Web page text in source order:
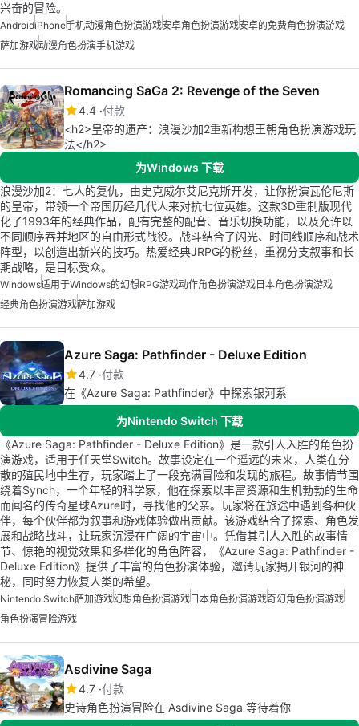
兴奋的冒险。
AndroidiPhone手机动漫角色扮演游戏安卓角色扮演游戏安卓的免费角色扮演游戏
萨加游戏动漫角色扮演手机游戏
Romancing SaGa 2: Revenge of the Seven
4.4 付款
<h2>皇帝的遗产：浪漫沙加2重新构想王朝角色扮演游戏玩
法</h2>
为Windows 下载
浪漫沙加2：七人的复仇，由史克威尔艾尼克斯开发，让你扮演瓦伦尼斯
的皇帝，带领一个帝国历经几代人来对抗七位英雄。这款3D重制版现代
化了1993年的经典作品，配有完整的配音、音乐切换功能，以及允许以
不同顺序吞并地区的自由形式战役。战斗结合了闪光、时间线顺序和战术
阵型，以创造出新兴的技巧。热爱经典JRPG的粉丝，重视分支叙事和长
期战略，是目标受众。
Windows适用于Windows的幻想RPG游戏动作角色扮演游戏日本角色扮演游戏
经典角色扮演游戏萨加游戏
Azure Saga: Pathfinder - Deluxe Edition
4.7 付款
在《Azure Saga: Pathfinder》中探索银河系
为Nintendo Switch 下载
《Azure Saga: Pathfinder - Deluxe Edition》是一款引人入胜的角色扮
演游戏，适用于任天堂Switch。故事设定在一个遥远的未来，人类在分
散的殖民地中生存，玩家踏上了一段充满冒险和发现的旅程。故事情节围
绕着Synch，一个年轻的科学家，他在探索以丰富资源和生机勃勃的生命
而闻名的传奇星球Azure时，寻找他的父亲。玩家将在旅途中遇到各种伙
伴，每个伙伴都为叙事和游戏体验做出贡献。该游戏结合了探索、角色发
展和战略战斗，让玩家沉浸在广阔的宇宙中。凭借其引人入胜的故事情
节、惊艳的视觉效果和多样化的角色阵容，《Azure Saga: Pathfinder -
Deluxe Edition》提供了丰富的角色扮演体验，邀请玩家揭开银河的神
秘，同时努力恢复人类的希望。
Nintendo Switch萨加游戏幻想角色扮演游戏日本角色扮演游戏奇幻角色扮演游戏
角色扮演冒险游戏
Asdivine Saga
4.7 付款
史诗角色扮演冒险在 Asdivine Saga 等待着你